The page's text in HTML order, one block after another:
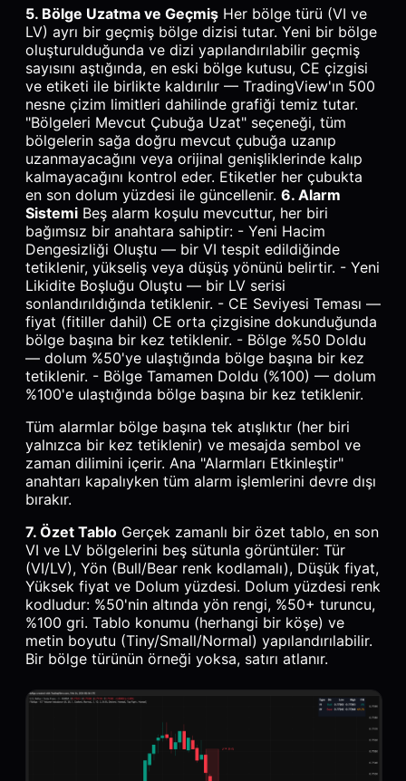
5. Bölge Uzatma ve Geçmiş Her bölge türü (VI ve
LV) ayrı bir geçmiş bölge dizisi tutar. Yeni bir bölge
oluşturulduğunda ve dizi yapılandırılabilir geçmiş
sayısını aştığında, en eski bölge kutusu, CE çizgisi
ve etiketi ile birlikte kaldırılır — TradingView'ın 500
nesne çizim limitleri dahilinde grafiği temiz tutar.
"Bölgeleri Mevcut Çubuğa Uzat" seçeneği, tüm
bölgelerin sağa doğru mevcut çubuğa uzanıp
uzanmayacağını veya orijinal genişliklerinde kalıp
kalmayacağını kontrol eder. Etiketler her çubukta
en son dolum yüzdesi ile güncellenir. 6. Alarm
Sistemi Beş alarm koşulu mevcuttur, her biri
bağımsız bir anahtara sahiptir: - Yeni Hacim
Dengesizliği Oluştu — bir VI tespit edildiğinde
tetiklenir, yükseliş veya düşüş yönünü belirtir. - Yeni
Likidite Boşluğu Oluştu — bir LV serisi
sonlandırıldığında tetiklenir. - CE Seviyesi Teması —
fiyat (fitiller dahil) CE orta çizgisine dokunduğunda
bölge başına bir kez tetiklenir. - Bölge %50 Doldu
— dolum %50'ye ulaştığında bölge başına bir kez
tetiklenir. - Bölge Tamamen Doldu (%100) — dolum
%100'e ulaştığında bölge başına bir kez tetiklenir.
Tüm alarmlar bölge başına tek atışlıktır (her biri
yalnızca bir kez tetiklenir) ve mesajda sembol ve
zaman dilimini içerir. Ana "Alarmları Etkinleştir"
anahtarı kapalıyken tüm alarm işlemlerini devre dışı
bırakır.
7. Özet Tablo Gerçek zamanlı bir özet tablo, en son
VI ve LV bölgelerini beş sütunla görüntüler: Tür
(VI/LV), Yön (Bull/Bear renk kodlamalı), Düşük fiyat,
Yüksek fiyat ve Dolum yüzdesi. Dolum yüzdesi renk
kodludur: %50'nin altında yön rengi, %50+ turuncu,
%100 gri. Tablo konumu (herhangi bir köşe) ve
metin boyutu (Tiny/Small/Normal) yapılandırılabilir.
Bir bölge türünün örneği yoksa, satırı atlanır.